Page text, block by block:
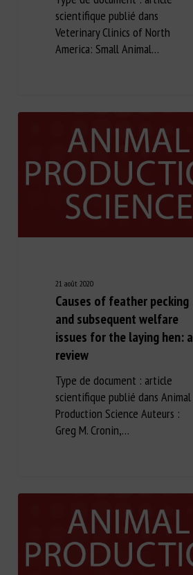
scientifique publié dans
Veterinary Clinics of North
America: Small Animal…
21 août 2020
Causes of feather pecking
and subsequent welfare
issues for the laying hen: a
review
Type de document : article
scientifique publié dans Animal
Production Science Auteurs :
Greg M. Cronin,…